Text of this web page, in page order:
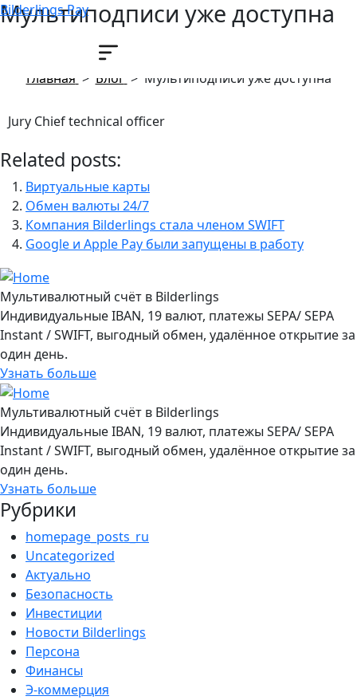
Bilderlings Pay
Мультиподписи уже доступна
Главная > Блог > Мультиподписи уже доступна
Jury Chief technical officer
Related posts:
Виртуальные карты
Обмен валюты 24/7
Компания Bilderlings стала членом SWIFT
Google и Apple Pay были запущены в работу
Мультивалютный счёт в Bilderlings
Индивидуальные IBAN, 19 валют, платежы SEPA/ SEPA
Instant / SWIFT, выгодный обмен, удалённое открытие за
один день.
Узнать больше
Мультивалютный счёт в Bilderlings
Индивидуальные IBAN, 19 валют, платежы SEPA/ SEPA
Instant / SWIFT, выгодный обмен, удалённое открытие за
один день.
Узнать больше
Рубрики
homepage_posts_ru
Uncategorized
Актуально
Безопасность
Инвестиции
Новости Bilderlings
Персона
Финансы
Э-коммерция